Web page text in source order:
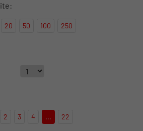
20 50 100 250
2 3 4 ... 22